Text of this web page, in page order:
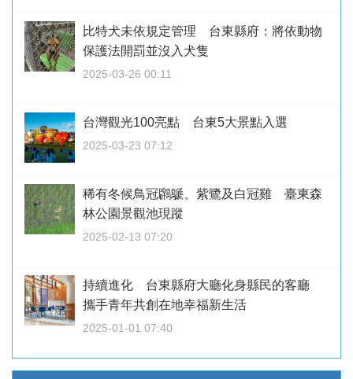
比特犬未依規定管理 台東縣府：將依動物
保護法開罰並沒入犬隻
2025-03-26 00:11
台灣觀光100亮點 台東5大景點入選
2025-03-23 07:12
稀有冬候鳥冠鸊鷈、紫鷺及白冠雞 臺東森
林公園景觀池現蹤
2025-02-13 07:20
持續進化 台東縣府大廳化身縣民的客廳
攜手青年共創在地幸福新生活
2025-01-01 07:40